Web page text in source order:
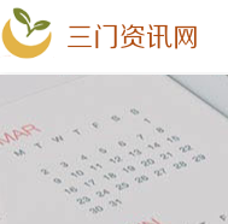
三门资讯网